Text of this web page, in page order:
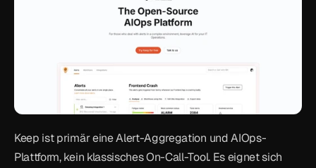
Keep ist primär eine Alert-Aggregation und AIOps-
Plattform, kein klassisches On-Call-Tool. Es eignet sich